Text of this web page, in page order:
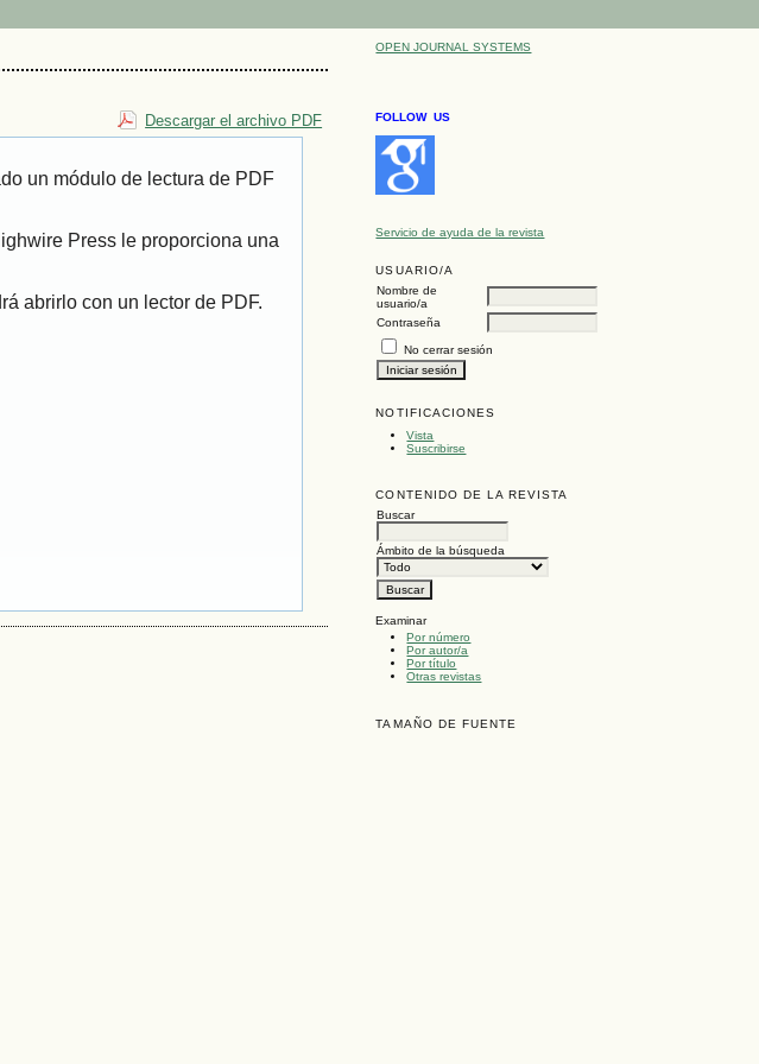
OPEN JOURNAL SYSTEMS
FOLLOW US
Servicio de ayuda de la revista
USUARIO/A
Nombre de
usuario/a
Contraseña
No cerrar sesión
NOTIFICACIONES
Vista
Suscribirse
CONTENIDO DE LA REVISTA
Buscar
Ámbito de la búsqueda
Examinar
Por número
Por autor/a
Por título
Otras revistas
TAMAÑO DE FUENTE
Descargar el archivo PDF
un módulo de lectura de PDF
Press le proporciona una
abrirlo con un lector de PDF.